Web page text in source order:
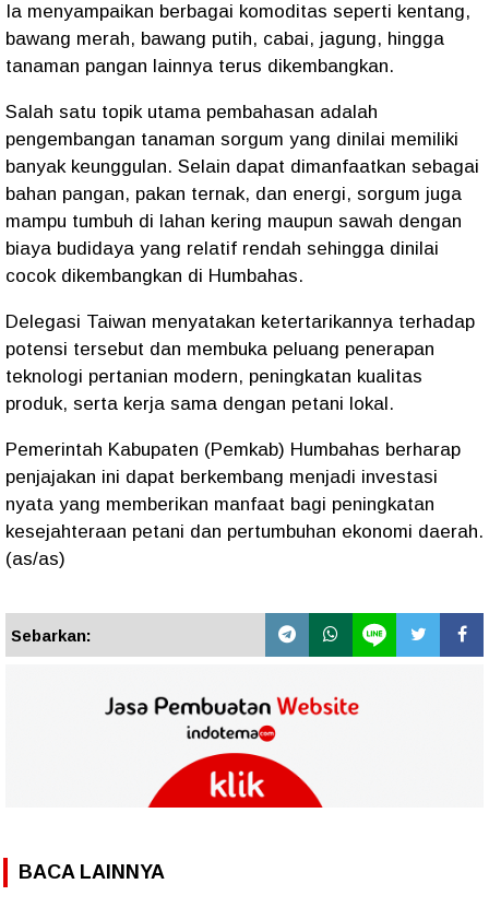
Ia menyampaikan berbagai komoditas seperti kentang,
bawang merah, bawang putih, cabai, jagung, hingga
tanaman pangan lainnya terus dikembangkan.
Salah satu topik utama pembahasan adalah
pengembangan tanaman sorgum yang dinilai memiliki
banyak keunggulan. Selain dapat dimanfaatkan sebagai
bahan pangan, pakan ternak, dan energi, sorgum juga
mampu tumbuh di lahan kering maupun sawah dengan
biaya budidaya yang relatif rendah sehingga dinilai
cocok dikembangkan di Humbahas.
Delegasi Taiwan menyatakan ketertarikannya terhadap
potensi tersebut dan membuka peluang penerapan
teknologi pertanian modern, peningkatan kualitas
produk, serta kerja sama dengan petani lokal.
Pemerintah Kabupaten (Pemkab) Humbahas berharap
penjajakan ini dapat berkembang menjadi investasi
nyata yang memberikan manfaat bagi peningkatan
kesejahteraan petani dan pertumbuhan ekonomi daerah.
(as/as)
Sebarkan:
BACA LAINNYA